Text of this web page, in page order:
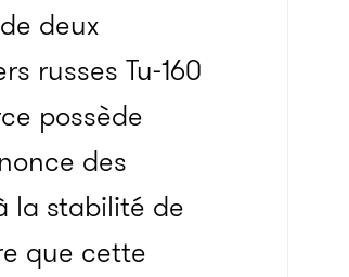
deux
russes Tu-160
possède
des
la stabilité de
que cette